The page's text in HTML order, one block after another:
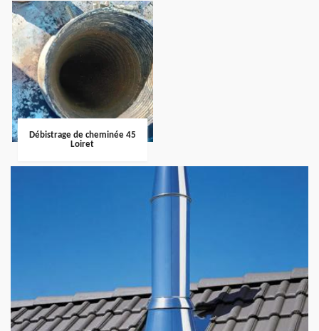
Débistrage de cheminée 45
Loiret